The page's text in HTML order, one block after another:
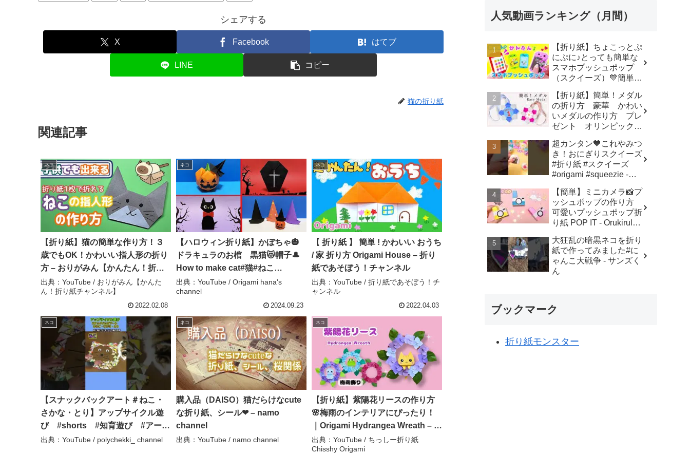
シェアする
X Facebook はてブ
LINE コピー
猫の折り紙
関連記事
ネコ
【折り紙】猫の簡単な作り方！３
歳でもOK！かわいい指人形の折り
方 – おりがみん【かんたん！折り
紙チャンネル】
出典：YouTube / おりがみん【かんた
ん！折り紙チャンネル】
2022.02.08
ネコ
【ハロウィン折り紙】かぼちゃ🎃
ドラキュラのお棺 黒猫😻帽子🎩
How to make cat#猫#ねこ
#cat#बिल्ली#貓#ジジ#고양이#簡単#
折り方#おりがみ#origami#折纸#紙
#종이접기 – Origami hana’s
channel
出典：YouTube / Origami hana's
channel
2024.09.23
ネコ
【 折り紙 】 簡単 ! かわいい おうち
/ 家 折り方 Origami House – 折り
紙であそぼう！チャンネル
出典：YouTube / 折り紙であそぼう！チ
ャンネル
2022.04.03
ネコ
【スナックバックアート＃ねこ・
さかな・とり】アップサイクル遊
び #shorts #知育遊び #アー
ト #SDGs #お菓子袋 –
出典：YouTube / polychekki_ channel
ネコ
購入品（DAISO）猫だらけなcute
な折り紙、シール❤ – namo
channel
出典：YouTube / namo channel
ネコ
【折り紙】紫陽花リースの作り方
🌸梅雨のインテリアにぴったり！
｜Origami Hydrangea Wreath – ち
っしー折り紙 Chisshy Origami
出典：YouTube / ちっしー折り紙
Chisshy Origami
人気動画ランキング（月間）
【折り紙】ちょこっとぷ
にぷに♪とっても簡単な
スマホプッシュポップ
（スクイーズ）💙簡単可
make popit smartphone
Origami -
SodaCatOrigami 楽しい
折り紙♪
【折り紙】簡単！メダル
の折り方 豪華 かわい
いメダルの作り方 プレ
ゼント オリンピックメ
origamilibrary
超カンタン💙これやみつ
き！おにぎりスクイーズ
#折り紙 #スクイーズ
#origami #squeezie -
折り紙♪
【簡単】ミニカメラ📸プ
ッシュポップの作り方
可愛いプッシュポップ折
り紙 POP IT - Orukirulab
大狂乱の暗黒ネコを折り
紙で作ってみました#に
ゃんこ大戦争 - サンズく
ん
ブックマーク
折り紙モンスター